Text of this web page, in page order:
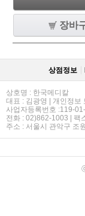
장바
상점정보
상호명 : 한국메디칼
대표 : 김광영 | 개인정보
사업자등록번호 :119-
전화 : 02)862-1003 | 팩
주소 : 서울시 관악구 조